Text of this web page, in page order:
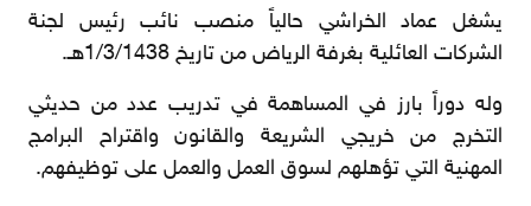
يشغل عماد الخراشي حالياً منصب نائب رئيس لجنة
الشركات العائلية بغرفة الرياض من تاريخ 1/3/1438هـ.
وله دوراً بارز في المساهمة في تدريب عدد من حديثي
التخرج من خريجي الشريعة والقانون واقتراح البرامج
المهنية التي تؤهلهم لسوق العمل والعمل على توظيفهم.